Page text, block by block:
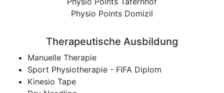
Physio Points Domizil
Therapeutische Ausbildung
Manuelle Therapie
Sport Physiotherapie - FIFA Diplom
Kinesio Tape